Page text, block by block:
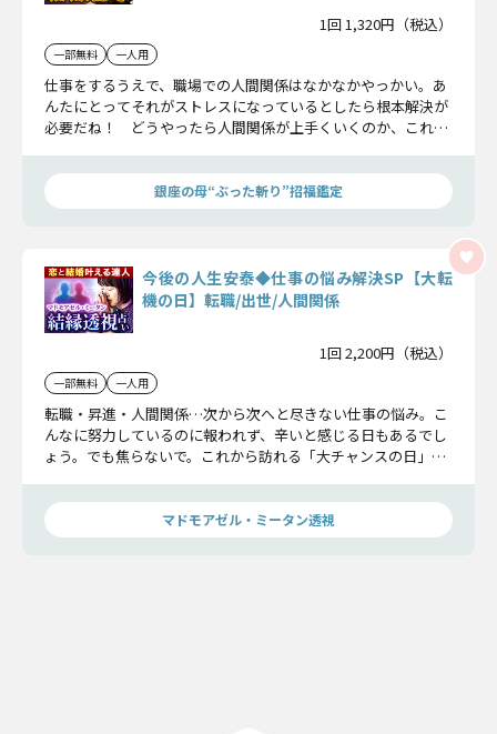
1回 1,320円（税込）
一部無料 一人用
仕事をするうえで、職場での人間関係はなかなかやっかい。あ
んたにとってそれがストレスになっているとしたら根本解決が
必要だね！ どうやったら人間関係が上手くいくのか、これか
わせて占っていくよ！
銀座の母“ぶった斬り”招福鑑定
今後の人生安泰◆仕事の悩み解決SP【大転
機の日】転職/出世/人間関係
1回 2,200円（税込）
一部無料 一人用
転職・昇進・人間関係…次から次へと尽きない仕事の悩み。こ
んなに努力しているのに報われず、辛いと感じる日もあるでし
ょう。でも焦らないで。これから訪れる「大チャンスの日」は
時、あなたが手にするものとは…。
マドモアゼル・ミータン透視